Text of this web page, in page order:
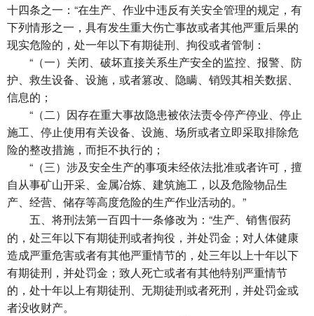
十四条之一：“在生产、作业中违反有关安全管理的规定，有
下列情形之一，具有发生重大伤亡事故或者其他严重后果的
现实危险的，处一年以下有期徒刑、拘役或者管制：
“（一）关闭、破坏直接关系生产安全的监控、报警、防
护、救生设备、设施，或者篡改、隐瞒、销毁其相关数据、
信息的；
“（二）因存在重大事故隐患被依法责令停产停业、停止
施工、停止使用有关设备、设施、场所或者立即采取排除危
险的整改措施，而拒不执行的；
“（三）涉及安全生产的事项未经依法批准或者许可，擅
自从事矿山开采、金属冶炼、建筑施工，以及危险物品生
产、经营、储存等高度危险的生产作业活动的。”
五、 将刑法第一百四十一条修改为：“生产、销售假药
的，处三年以下有期徒刑或者拘役，并处罚金；对人体健康
造成严重危害或者有其他严重情节的，处三年以上十年以下
有期徒刑，并处罚金；致人死亡或者有其他特别严重情节
的，处十年以上有期徒刑、无期徒刑或者死刑，并处罚金或
者没收财产。